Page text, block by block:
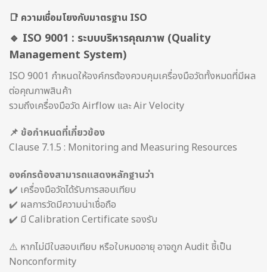
📑 ความเชื่อมโยงกับมาตรฐาน ISO
🔹 ISO 9001 : ระบบบริหารคุณภาพ (Quality
Management System)
ISO 9001 กำหนดให้องค์กรต้องควบคุมเครื่องมือวัดทั้งหมดที่มีผล
ต่อคุณภาพสินค้า
รวมถึงเครื่องมือวัด Airflow และ Air Velocity
📌 ข้อกำหนดที่เกี่ยวข้อง
Clause 7.1.5 : Monitoring and Measuring Resources
องค์กรต้องสามารถแสดงหลักฐานว่า
✔️ เครื่องมือวัดได้รับการสอบเทียบ
✔️ ผลการวัดมีความน่าเชื่อถือ
✔️ มี Calibration Certificate รองรับ
⚠️ หากไม่มีใบสอบเทียบ หรือใบหมดอายุ อาจถูก Audit ชี้เป็น
Nonconformity